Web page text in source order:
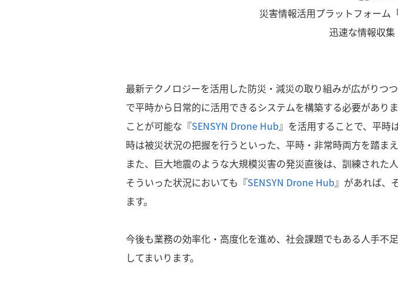
災害情報活用プラットフォーム
迅速な情報収集
最新テクノロジーを活用した防災・減災の取り組みが広がりつ
で平時から日常的に活用できるシステムを構築する必要があり
ことが可能な『SENSYN Drone Hub』を活用することで、平時
時は被災状況の把握を行うといった、平時・非常時両方を踏ま
また、巨大地震のような大規模災害の発災直後は、訓練された
そういった状況においても『SENSYN Drone Hub』があれば、
ます。
今後も業務の効率化・高度化を進め、社会課題でもある人手不
してまいります。